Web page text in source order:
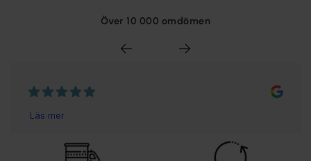
Över 10 000 omdömen